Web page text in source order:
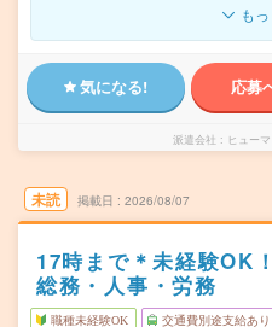
も
気になる! 応募
派遣会社 ヒュー
未読 掲載日 2026/08/07
17時まで＊未経験OK
総務・人事・労務
職種未経験OK 交通費別途支給あり